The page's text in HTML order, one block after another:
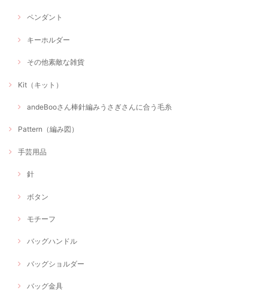
ペンダント
キーホルダー
その他素敵な雑貨
Kit（キット）
andeBooさん棒針編みうさぎさんに合う毛糸
Pattern（編み図）
手芸用品
針
ボタン
モチーフ
バッグハンドル
バッグショルダー
バッグ金具